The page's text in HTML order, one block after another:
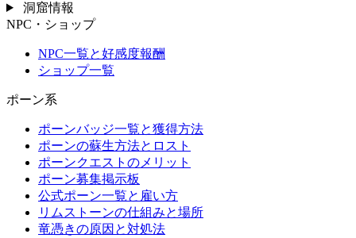
洞窟情報
NPC・ショップ
NPC一覧と好感度報酬
ショップ一覧
ポーン系
ポーンバッジ一覧と獲得方法
ポーンの蘇生方法とロスト
ポーンクエストのメリット
ポーン募集掲示板
公式ポーン一覧と雇い方
リムストーンの仕組みと場所
竜憑きの原因と対処法